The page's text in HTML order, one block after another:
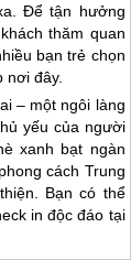
Để tận hưởng
thăm quan
bạn trẻ chọn
nơi đây.
– một ngôi làng
yếu của người
xanh bạt ngàn
cách Trung
Bạn có thể
in độc đáo tại